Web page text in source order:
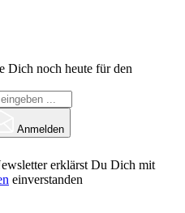
Dich noch heute für den
Anmelden
erklärst Du Dich mit
einverstanden